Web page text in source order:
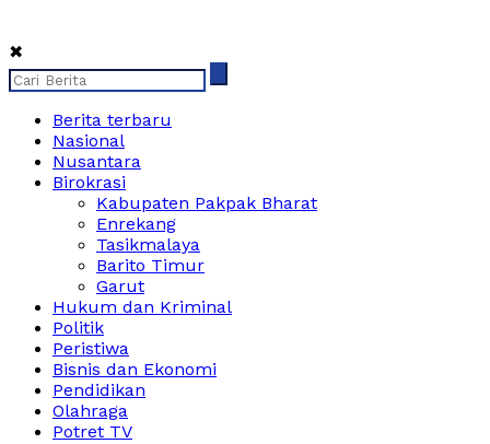
✖
Berita terbaru
Nasional
Nusantara
Birokrasi
Kabupaten Pakpak Bharat
Enrekang
Tasikmalaya
Barito Timur
Garut
Hukum dan Kriminal
Politik
Peristiwa
Bisnis dan Ekonomi
Pendidikan
Olahraga
Potret TV